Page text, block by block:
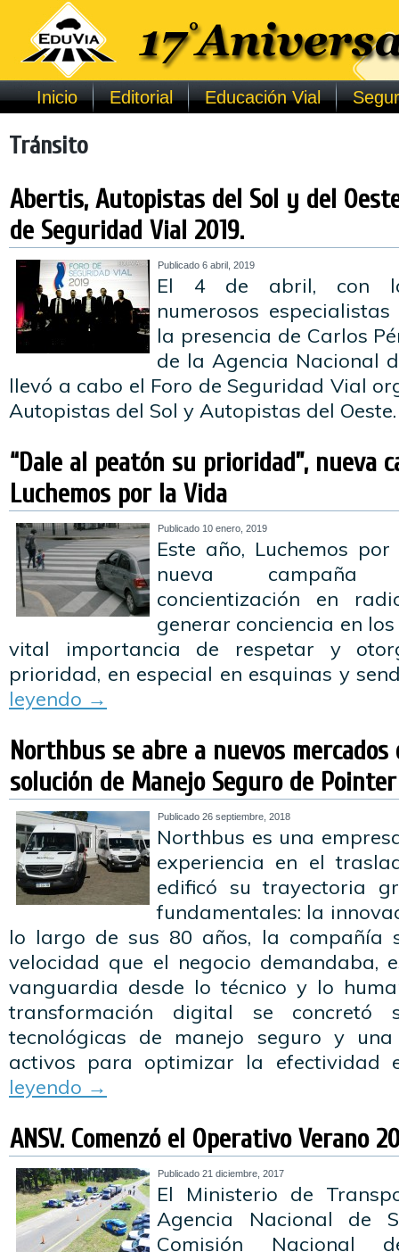
Inicio Editorial Educación Vial
Tránsito
Abertis, Autopistas del Sol y del
de Seguridad Vial 2019.
Publicado 6 abril, 2019
El 4 de abril, con
numerosos
la presencia de Carlos
de la Agencia Nacional
llevó a cabo el Foro de Seguridad Vial
Autopistas del Sol y Autopistas del
“Dale al peatón su prioridad”, nueva
Luchemos por la Vida
Publicado 10 enero, 2019
Este año, Luchemos
nueva campaña
concientización en
generar conciencia en
vital importancia de respetar y
prioridad, en especial en esquinas y
leyendo →
Northbus se abre a nuevos mercados
solución de Manejo Seguro de Pointer
Publicado 26 septiembre, 2018
Northbus es una
experiencia en el
edificó su trayectoria
fundamentales: la
lo largo de sus 80 años, la compañía
velocidad que el negocio demandaba,
vanguardia desde lo técnico y lo
transformación digital se concretó
tecnológicas de manejo seguro y
activos para optimizar la efectividad
leyendo →
ANSV. Comenzó el Operativo Verano
Publicado 21 diciembre, 2017
El Ministerio de
Agencia Nacional de
Comisión Nacional